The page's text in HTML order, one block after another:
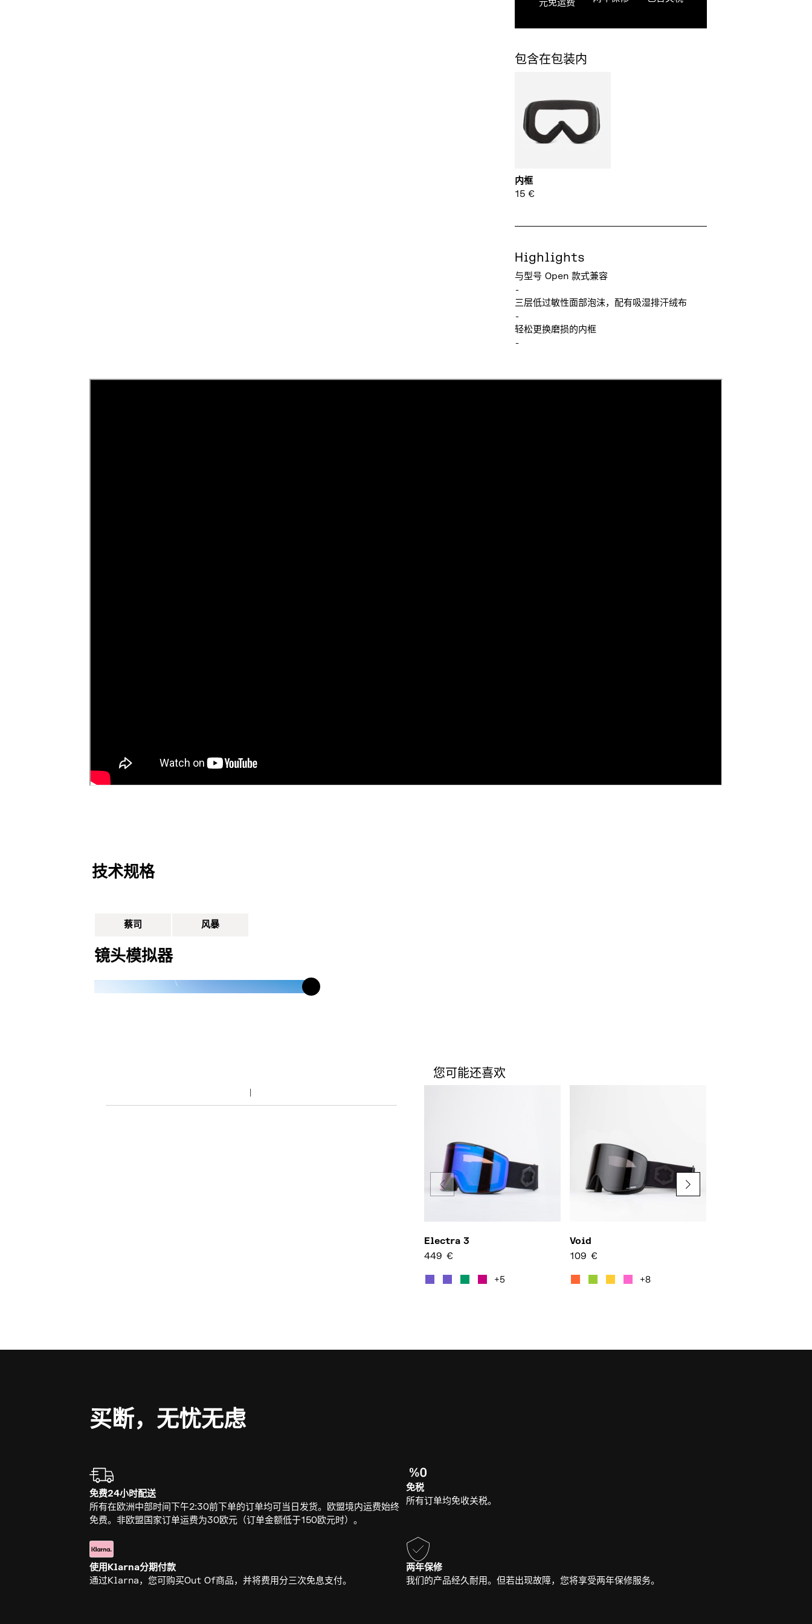
元免运费
包含在包装内
内框
15 €
Highlights
与型号 Open 款式兼容
-
三层低过敏性面部泡沫，配有吸湿排汗绒布
-
轻松更换磨损的内框
-
技术规格
蔡司 风暴
镜头模拟器
您可能还喜欢
Electra 3
449 €
+5
Void
109 €
+8
买断，无忧无虑
免费24小时配送
所有在欧洲中部时间下午2:30前下单的订单均可当日发货。欧盟境内运费始终
免费。非欧盟国家订单运费为30欧元（订单金额低于150欧元时）。
免税
所有订单均免收关税。
使用Klarna分期付款
通过Klarna，您可购买Out Of商品，并将费用分三次免息支付。
两年保修
我们的产品经久耐用。但若出现故障，您将享受两年保修服务。